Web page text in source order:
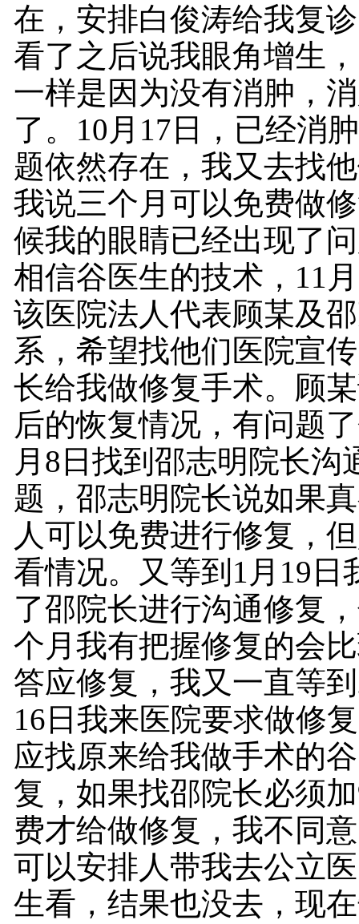
在，安排白俊涛给我复
看了之后说我眼角增生
一样是因为没有消肿，
了。10月17日，已经消
题依然存在，我又去找
我说三个月可以免费做
候我的眼睛已经出现了
相信谷医生的技术，11
该医院法人代表顾某及
系，希望找他们医院宣
长给我做修复手术。顾
后的恢复情况，有问题
月8日找到邵志明院长沟
题，邵志明院长说如果
人可以免费进行修复，
看情况。又等到1月19日
了邵院长进行沟通修复
个月我有把握修复的会
答应修复，我又一直等
16日我来医院要求做修
应找原来给我做手术的
复，如果找邵院长必须
费才给做修复，我不同
可以安排人带我去公立
生看，结果也没去，现